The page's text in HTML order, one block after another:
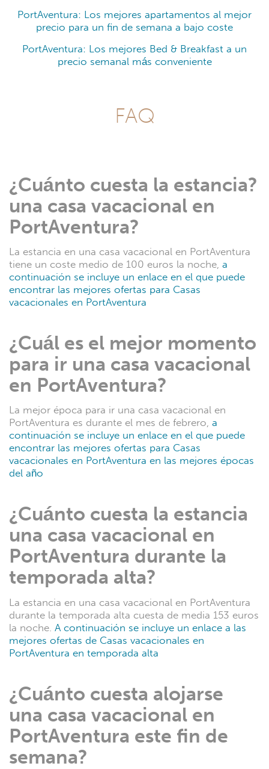
PortAventura: Los mejores apartamentos al mejor
precio para un fin de semana a bajo coste
PortAventura: Los mejores Bed & Breakfast a un
precio semanal más conveniente
FAQ
¿Cuánto cuesta la estancia?
una casa vacacional en
PortAventura?
La estancia en una casa vacacional en PortAventura
tiene un coste medio de 100 euros la noche, a
continuación se incluye un enlace en el que puede
encontrar las mejores ofertas para Casas
vacacionales en PortAventura
¿Cuál es el mejor momento
para ir una casa vacacional
en PortAventura?
La mejor época para ir una casa vacacional en
PortAventura es durante el mes de febrero, a
continuación se incluye un enlace en el que puede
encontrar las mejores ofertas para Casas
vacacionales en PortAventura en las mejores épocas
del año
¿Cuánto cuesta la estancia
una casa vacacional en
PortAventura durante la
temporada alta?
La estancia en una casa vacacional en PortAventura
durante la temporada alta cuesta de media 153 euros
la noche. A continuación se incluye un enlace a las
mejores ofertas de Casas vacacionales en
PortAventura en temporada alta
¿Cuánto cuesta alojarse
una casa vacacional en
PortAventura este fin de
semana?